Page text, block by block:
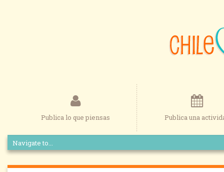
Publica lo que piensas Publica una